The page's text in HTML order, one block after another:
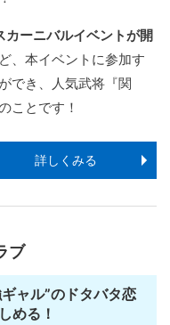
ーニバルイベントが開
、本イベントに参加す
でき、人気武将『関
ことです！
詳しくみる
ブ
ャル”のドタバタ恋
める！